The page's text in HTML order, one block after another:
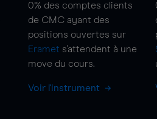
0% des comptes clients
de CMC ayant des
positions ouvertes sur
Eramet s'attendent à une
move du cours.
Voir l'instrument